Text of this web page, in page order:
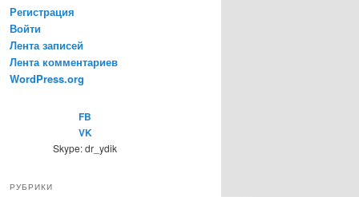
Регистрация
Войти
Лента записей
Лента комментариев
WordPress.org
FB
VK
Skype: dr_ydik
РУБРИКИ